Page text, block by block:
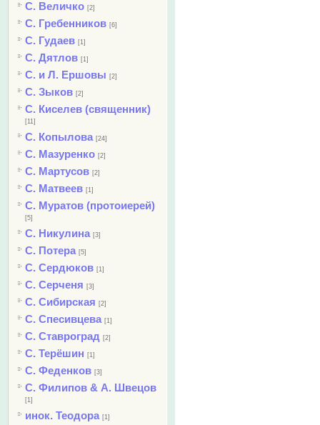
С. Величко [2]
С. Гребенников [6]
С. Гудаев [1]
С. Дятлов [1]
С. и Л. Ершовы [2]
С. Зыков [2]
С. Киселев (священник)
[11]
С. Копылова [24]
С. Мазуренко [2]
С. Мартусов [2]
С. Матвеев [1]
С. Муратов (протоиерей)
[5]
С. Никулина [3]
С. Потера [5]
С. Сердюков [1]
С. Серченя [3]
С. Сибирская [2]
С. Спесивцева [1]
С. Ставроград [2]
С. Терёшин [1]
С. Феденков [3]
С. Филипов & А. Швецов
[1]
инок. Теодора [1]